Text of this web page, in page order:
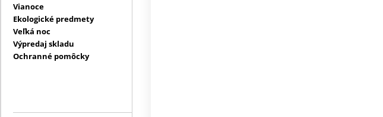
Vianoce
Ekologické predmety
Veľká noc
Výpredaj skladu
Ochranné pomôcky